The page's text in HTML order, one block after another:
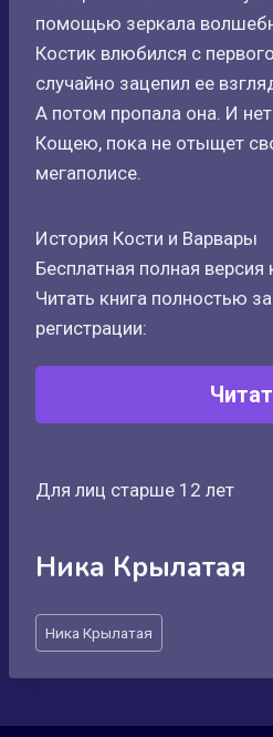
помощью зеркала
Костик влюбился с
случайно зацепил ее
А потом пропала она. И
Кощею, пока не отыщет
мегаполисе.
История Кости и Варвары
Бесплатная полная версия
Читать книга полностью
регистрации:
Для лиц старше 12 лет
Ника Крылатая
Метки
записи:
Ника Крылатая